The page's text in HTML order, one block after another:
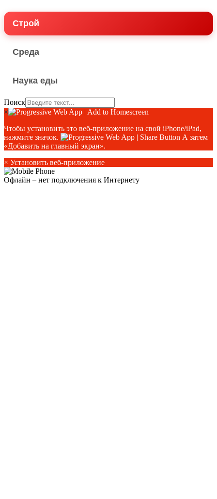
Строй
Среда
Наука еды
Поиск
×
Чтобы установить это веб-приложение на свой iPhone/iPad,
нажмите значок.
А затем
«Добавить на главный экран».
× Установить веб-приложение
Офлайн – нет подключения к Интернету